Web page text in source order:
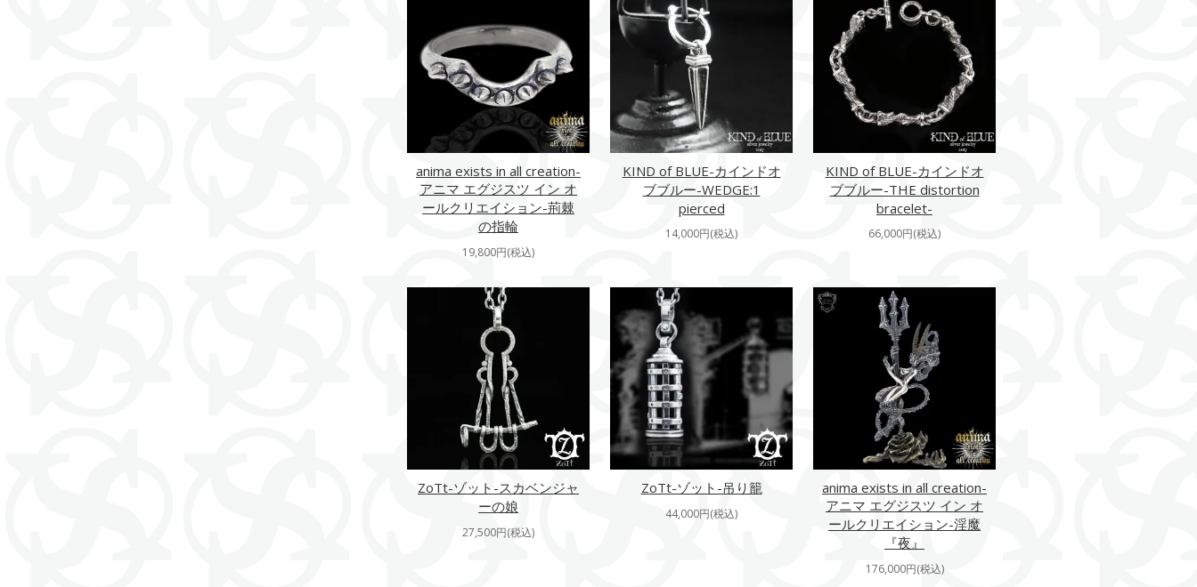
anima exists in all creation-
アニマ エグジスツ イン オ
ールクリエイション-荊棘
の指輪
19,800円(税込)
KIND of BLUE-カインドオ
ブブルー-WEDGE:1
pierced
14,000円(税込)
KIND of BLUE-カインドオ
ブブルー-THE distortion
bracelet-
66,000円(税込)
ZoTt-ゾット-スカベンジャ
ーの娘
27,500円(税込)
ZoTt-ゾット-吊り籠
44,000円(税込)
anima exists in all creation-
アニマ エグジスツ イン オ
ールクリエイション-淫魔
『夜』
176,000円(税込)